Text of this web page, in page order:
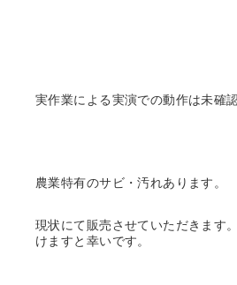
実作業による実演での動作は未確
農業特有のサビ・汚れあります。
現状にて販売させていただきます
けますと幸いです。